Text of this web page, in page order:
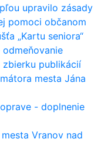
upravilo zásady
pomoci občanom
„Kartu seniora“
publikácií
mesta Jána
- doplnenie
Vranov nad